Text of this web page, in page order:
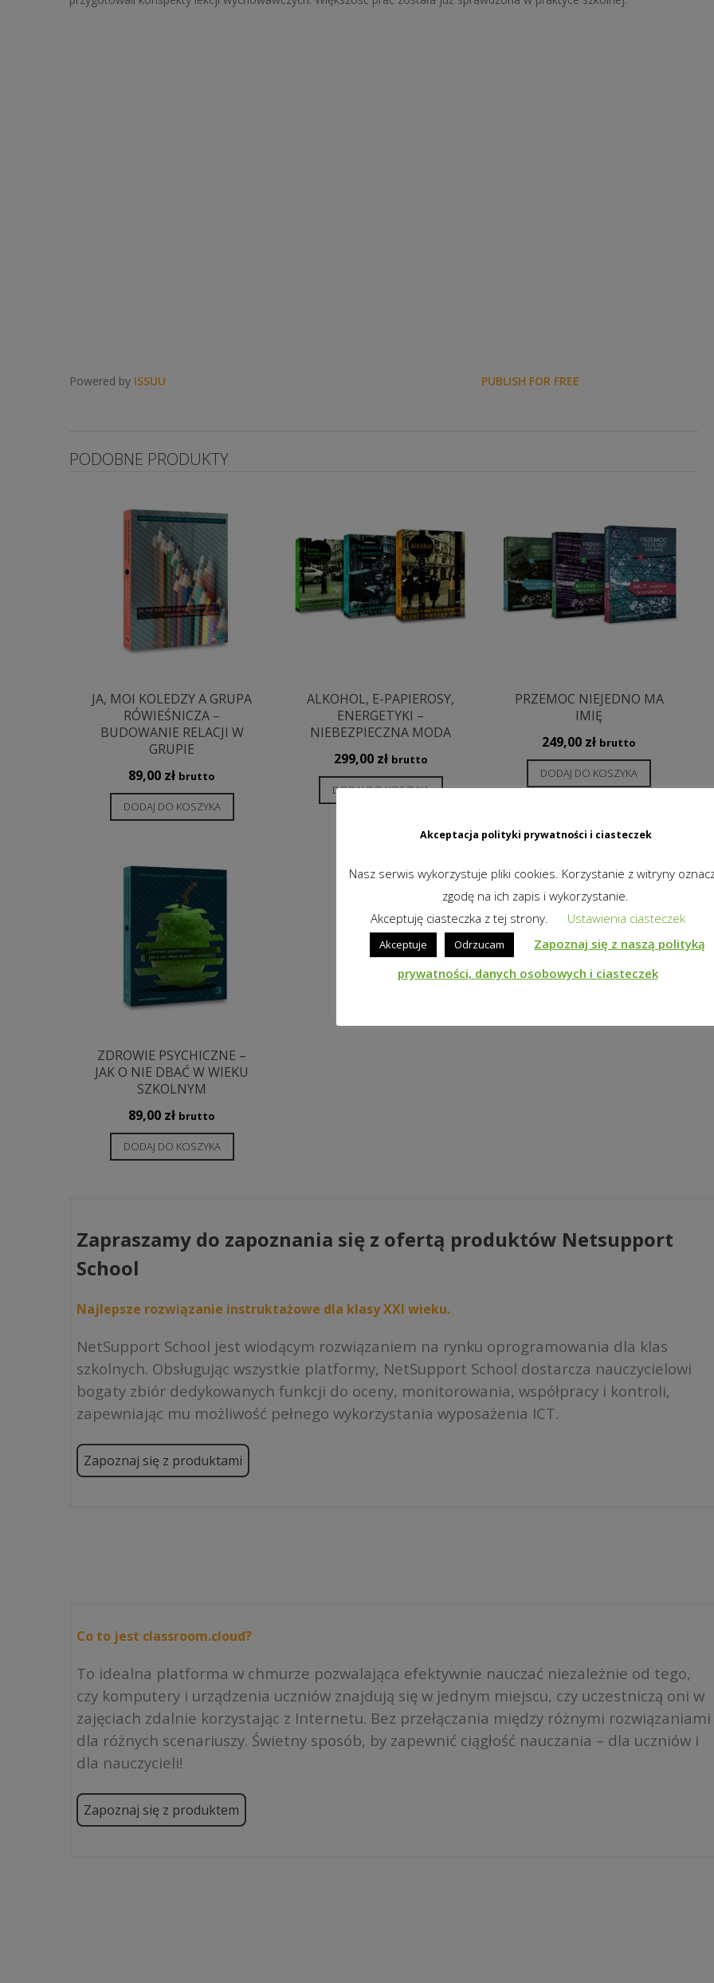
Powered by ISSUU PUBLISH FOR FREE
PODOBNE PRODUKTY
JA, MOI KOLEDZY A GRUPA
RÓWIEŚNICZA –
BUDOWANIE RELACJI W
GRUPIE
89,00 zł brutto
DODAJ DO KOSZYKA
ALKOHOL, E-PAPIEROSY,
ENERGETYKI –
NIEBEZPIECZNA MODA
299,00 zł brutto
DODAJ DO KOSZYKA
PRZEMOC NIEJEDNO MA
IMIĘ
249,00 zł brutto
DODAJ DO KOSZYKA
ZDROWIE PSYCHICZNE –
JAK O NIE DBAĆ W WIEKU
SZKOLNYM
89,00 zł brutto
DODAJ DO KOSZYKA
Zapraszamy do zapoznania się z ofertą produktów Netsupport
School
Najlepsze rozwiązanie instruktażowe dla klasy XXI wieku.
NetSupport School jest wiodącym rozwiązaniem na rynku oprogramowania dla klas
szkolnych. Obsługując wszystkie platformy, NetSupport School dostarcza nauczycielowi
bogaty zbiór dedykowanych funkcji do oceny, monitorowania, współpracy i kontroli,
zapewniając mu możliwość pełnego wykorzystania wyposażenia ICT.
Zapoznaj się z produktami
Co to jest classroom.cloud?
To idealna platforma w chmurze pozwalająca efektywnie nauczać niezależnie od tego,
czy komputery i urządzenia uczniów znajdują się w jednym miejscu, czy uczestniczą oni w
zajęciach zdalnie korzystając z Internetu. Bez przełączania między różnymi rozwiązaniami
dla różnych scenariuszy. Świetny sposób, by zapewnić ciągłość nauczania – dla uczniów i
dla nauczycieli!
Zapoznaj się z produktem
Akceptacja polityki prywatności i ciasteczek
Nasz serwis wykorzystuje pliki cookies. Korzystanie z witryny
zgodę na ich zapis i wykorzystanie.
Akceptuję ciasteczka z tej strony.
Ustawienia ciasteczek
Akceptuje Odrzucam
Zapoznaj się z naszą polityką
prywatności, danych osobowych i ciasteczek